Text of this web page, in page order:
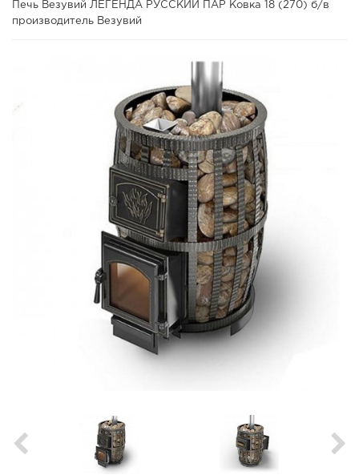
Печь Везувий ЛЕГЕНДА РУССКИЙ ПАР Ковка 18 (270) б/в
производитель Везувий